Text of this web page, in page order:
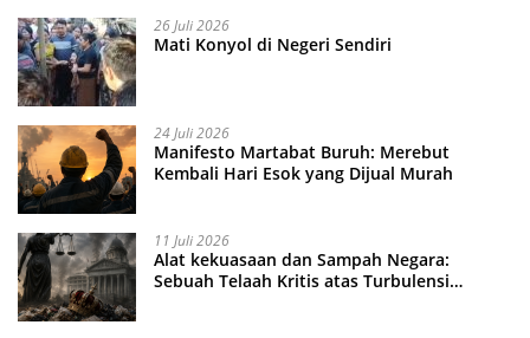
26 Juli 2026
Mati Konyol di Negeri Sendiri
24 Juli 2026
Manifesto Martabat Buruh: Merebut
Kembali Hari Esok yang Dijual Murah
11 Juli 2026
Alat kekuasaan dan Sampah Negara:
Sebuah Telaah Kritis atas Turbulensi